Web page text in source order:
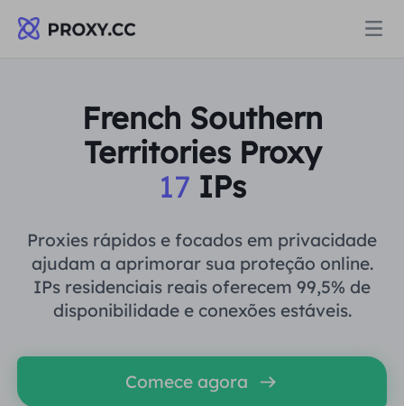
Proxies
PROCURAÇÃO RESIDENCIAL
Procuração Residencial
Proxy residencial estático
Proxy Residencial Ilimitado
Agente de data center estático
Preços
Procuração Residencial $0.8/GB
Proxy residencial estático
Proxy Residencial Ilimitado
Data for AI
Soluções
POR CASO DE USO
French Southern
Territories Proxy
17 IPs
Proxies rápidos e focados em privacidade
ajudam a aprimorar sua proteção online.
IPs residenciais reais oferecem 99,5% de
disponibilidade e conexões estáveis.
Comece agora